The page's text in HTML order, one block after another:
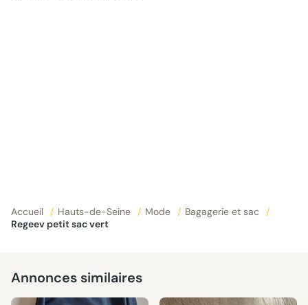
Accueil / Hauts-de-Seine / Mode / Bagagerie et sac
/
Regeev petit sac vert
Annonces similaires